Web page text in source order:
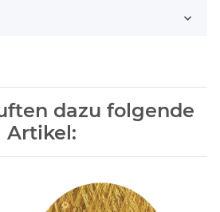
dazu folgende
Artikel: